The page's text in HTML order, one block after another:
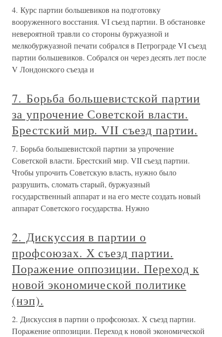
4. Курс партии большевиков на подготовку
вооруженного восстания. VI съезд партии. В обстановке
невероятной травли со стороны буржуазной и
мелкобуржуазной печати собрался в Петрограде VI съезд
партии большевиков. Собрался он через десять лет после
V Лондонского съезда и
7. Борьба большевистской партии
за упрочение Советской власти.
Брестский мир. VII съезд партии.
7. Борьба большевистской партии за упрочение
Советской власти. Брестский мир. VII съезд партии.
Чтобы упрочить Советскую власть, нужно было
разрушить, сломать старый, буржуазный
государственный аппарат и на его месте создать новый
аппарат Советского государства. Нужно
2. Дискуссия в партии о
профсоюзах. Х съезд партии.
Поражение оппозиции. Переход к
новой экономической политике
(нэп).
2. Дискуссия в партии о профсоюзах. Х съезд партии.
Поражение оппозиции. Переход к новой экономической